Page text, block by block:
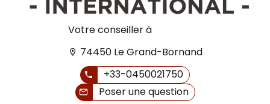
Votre conseiller à
74450 Le Grand-Bornand
+33-0450021750
Poser une question